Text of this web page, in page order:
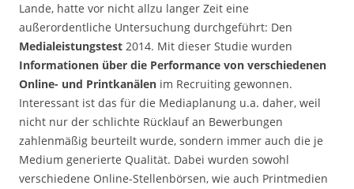
Lande, hatte vor nicht allzu langer Zeit eine
außerordentliche Untersuchung durchgeführt: Den
Medialeistungstest 2014. Mit dieser Studie wurden
Informationen über die Performance von verschiedenen
Online- und Printkanälen im Recruiting gewonnen.
Interessant ist das für die Mediaplanung u.a. daher, weil
nicht nur der schlichte Rücklauf an Bewerbungen
zahlenmäßig beurteilt wurde, sondern immer auch die je
Medium generierte Qualität. Dabei wurden sowohl
verschiedene Online-Stellenbörsen, wie auch Printmedien